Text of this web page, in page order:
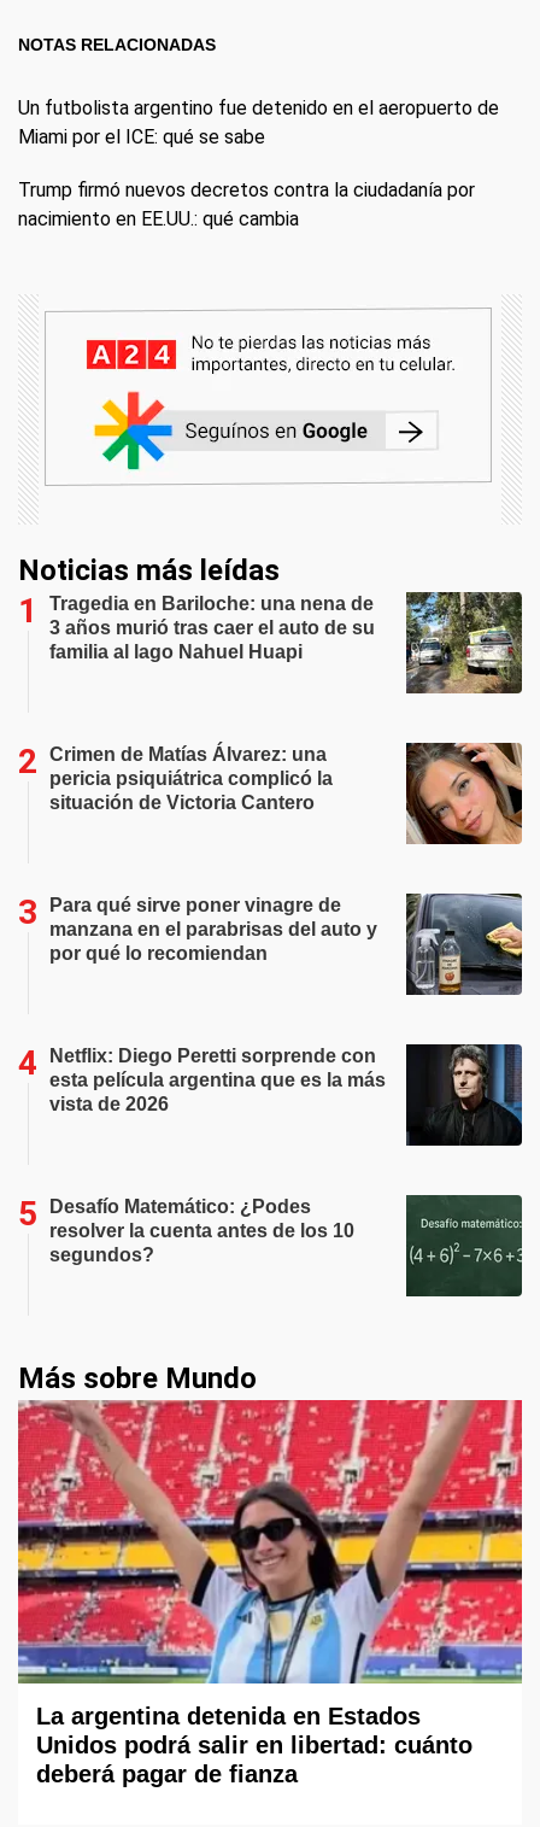
NOTAS RELACIONADAS
Un futbolista argentino fue detenido en el aeropuerto de
Miami por el ICE: qué se sabe
Trump firmó nuevos decretos contra la ciudadanía por
nacimiento en EE.UU.: qué cambia
Noticias más leídas
Tragedia en Bariloche: una nena de
3 años murió tras caer el auto de su
familia al lago Nahuel Huapi
Crimen de Matías Álvarez: una
pericia psiquiátrica complicó la
situación de Victoria Cantero
Para qué sirve poner vinagre de
manzana en el parabrisas del auto y
por qué lo recomiendan
Netflix: Diego Peretti sorprende con
esta película argentina que es la más
vista de 2026
Desafío Matemático: ¿Podes
resolver la cuenta antes de los 10
segundos?
Más sobre Mundo
La argentina detenida en Estados
Unidos podrá salir en libertad: cuánto
deberá pagar de fianza